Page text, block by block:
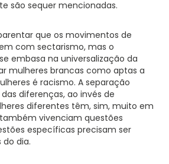
são sequer mencionadas.
que os movimentos de
com sectarismo, mas o
embasa na universalização da
mulheres brancas como aptas a
é racismo. A separação
diferenças, ao invés de
diferentes têm, sim, muito em
vivenciam questões
específicas precisam ser
dia.